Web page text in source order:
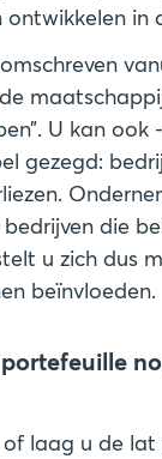
in
U kan
gezegd:
die
u zich dus
beïnvloeden.
laag u de